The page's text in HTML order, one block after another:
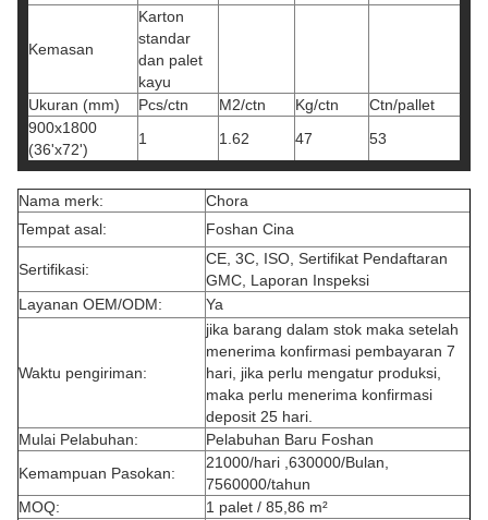
Kemasan
Karton
standar
dan palet
kayu
Ukuran (mm)
Pcs/ctn M2/ctn Kg/ctn
Ctn/pallet
900x1800
(36'x72')
1 1.62 47 53
Nama merk:
Chora
Tempat asal:
Foshan Cina
Sertifikasi:
CE, 3C, ISO, Sertifikat Pendaftaran
GMC, Laporan Inspeksi
Layanan OEM/ODM:
Ya
Waktu pengiriman:
jika barang dalam stok maka setelah
menerima konfirmasi pembayaran 7
hari, jika perlu mengatur produksi,
maka perlu menerima konfirmasi
deposit 25 hari.
Mulai Pelabuhan:
Pelabuhan Baru Foshan
Kemampuan Pasokan:
21000/hari ,630000/Bulan,
7560000/tahun
MOQ:
1 palet / 85,86 m²